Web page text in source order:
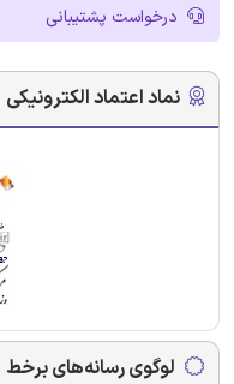
درخواست پشتیبانی
نماد اعتماد الکترونیکی
لوگوی رسانه‌های برخط